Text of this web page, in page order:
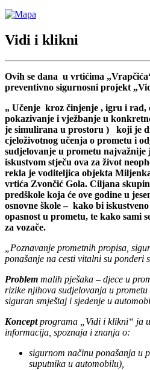
Vidi i klikni
Ovih se dana u vrtićima
preventivno sigurnosni projekt
„ Učenje kroz činjenje , igru i rad,
pokazivanje i vježbanje u
je simulirana u prostoru ) koji je
cjeloživotnog učenja o prometu i
sudjelovanje u prometu najvažnije
iskustvom stječu ova za život
rekla je voditeljica objekta
vrtića Zvončić Gola. Ciljana
predškole koja će ove godine u
osnovne škole – kako bi
opasnost u prometu, te kako sami
za vozače.
„Poznavanje prometnih propisa,
ponašanje na cesti vitalni su ponderi
Problem malih pješaka – djece u
rizike njihova sudjelovanja u
siguran smještaj i sjedenje u
Konceptprograma „Vidi i klikni“ ja
informacija, spoznaja i znanja o:
sigurnom načinu ponašanja u
suputnika u automobilu),